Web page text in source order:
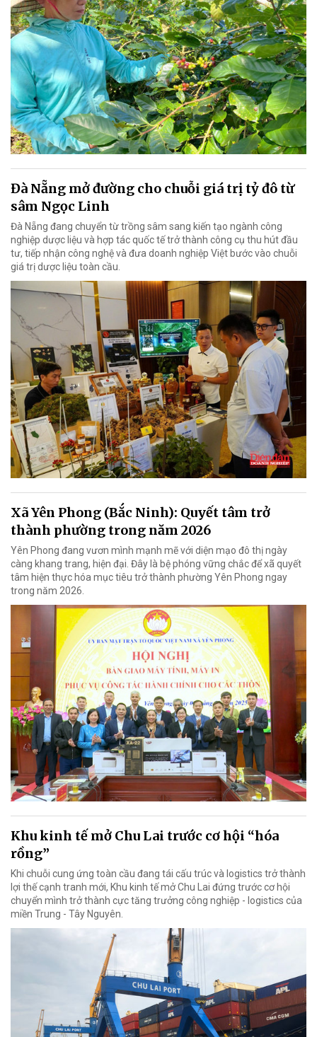
Đà Nẵng mở đường cho chuỗi giá trị tỷ đô từ
sâm Ngọc Linh
Đà Nẵng đang chuyển từ trồng sâm sang kiến tạo ngành công
nghiệp dược liệu và hợp tác quốc tế trở thành công cụ thu hút đầu
tư, tiếp nhận công nghệ và đưa doanh nghiệp Việt bước vào chuỗi
giá trị dược liệu toàn cầu.
Xã Yên Phong (Bắc Ninh): Quyết tâm trở
thành phường trong năm 2026
Yên Phong đang vươn mình mạnh mẽ với diện mạo đô thị ngày
càng khang trang, hiện đại. Đây là bệ phóng vững chắc để xã quyết
tâm hiện thực hóa mục tiêu trở thành phường Yên Phong ngay
trong năm 2026.
Khu kinh tế mở Chu Lai trước cơ hội “hóa
rồng”
Khi chuỗi cung ứng toàn cầu đang tái cấu trúc và logistics trở thành
lợi thế cạnh tranh mới, Khu kinh tế mở Chu Lai đứng trước cơ hội
chuyển mình trở thành cực tăng trưởng công nghiệp - logistics của
miền Trung - Tây Nguyên.